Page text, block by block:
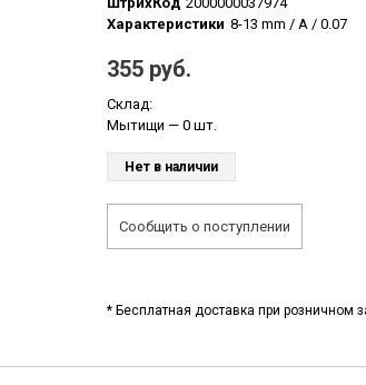
Характеристики 8-13 mm / A / 0.07
355 руб.
Склад:
Мытищи — 0 шт.
Нет в наличии
Сообщить о поступлении
* Бесплатная доставка при розничном